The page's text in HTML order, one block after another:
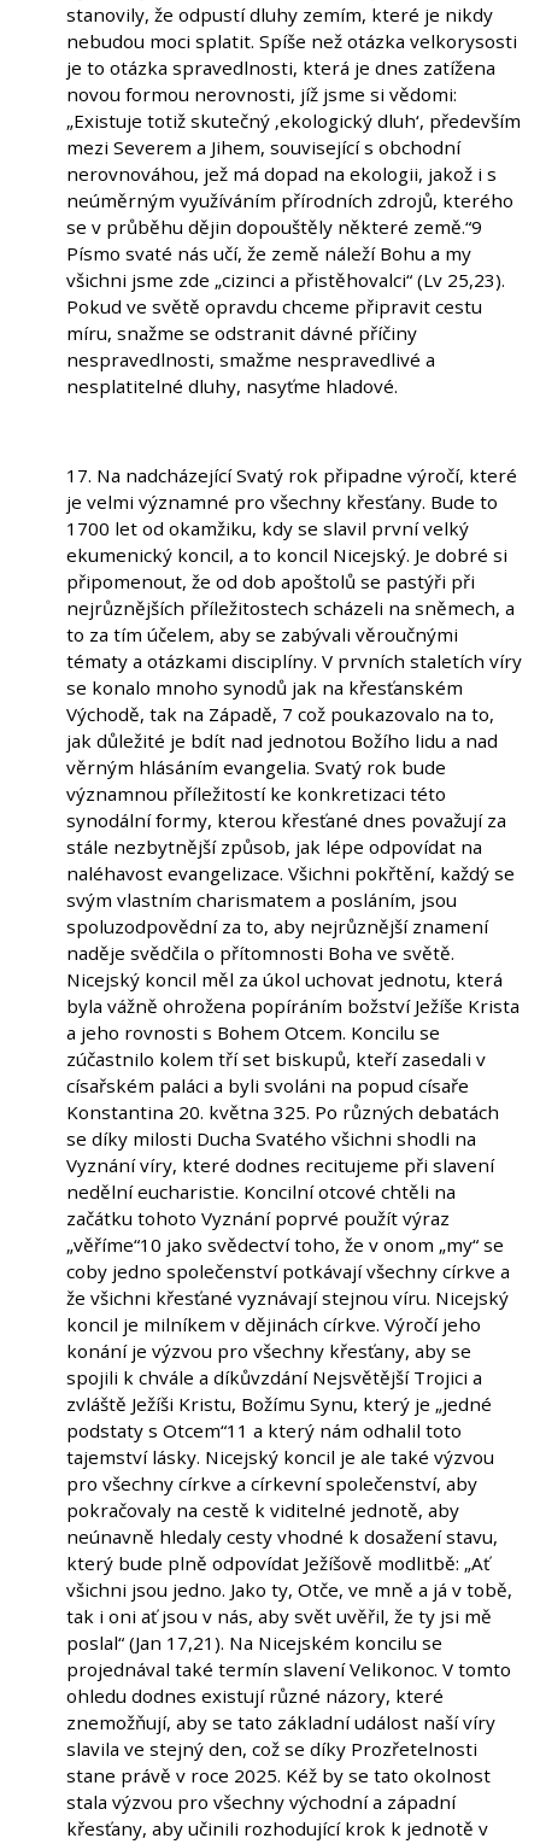
stanovily, že odpustí dluhy zemím, které je nikdy
nebudou moci splatit. Spíše než otázka velkorysosti
je to otázka spravedlnosti, která je dnes zatížena
novou formou nerovnosti, jíž jsme si vědomi:
„Existuje totiž skutečný ‚ekologický dluh‘, především
mezi Severem a Jihem, související s obchodní
nerovnováhou, jež má dopad na ekologii, jakož i s
neúměrným využíváním přírodních zdrojů, kterého
se v průběhu dějin dopouštěly některé země.“9
Písmo svaté nás učí, že země náleží Bohu a my
všichni jsme zde „cizinci a přistěhovalci“ (Lv 25,23).
Pokud ve světě opravdu chceme připravit cestu
míru, snažme se odstranit dávné příčiny
nespravedlnosti, smažme nespravedlivé a
nesplatitelné dluhy, nasyťme hladové.
17. Na nadcházející Svatý rok připadne výročí, které
je velmi významné pro všechny křesťany. Bude to
1700 let od okamžiku, kdy se slavil první velký
ekumenický koncil, a to koncil Nicejský. Je dobré si
připomenout, že od dob apoštolů se pastýři při
nejrůznějších příležitostech scházeli na sněmech, a
to za tím účelem, aby se zabývali věroučnými
tématy a otázkami disciplíny. V prvních staletích víry
se konalo mnoho synodů jak na křesťanském
Východě, tak na Západě, 7 což poukazovalo na to,
jak důležité je bdít nad jednotou Božího lidu a nad
věrným hlásáním evangelia. Svatý rok bude
významnou příležitostí ke konkretizaci této
synodální formy, kterou křesťané dnes považují za
stále nezbytnější způsob, jak lépe odpovídat na
naléhavost evangelizace. Všichni pokřtění, každý se
svým vlastním charismatem a posláním, jsou
spoluzodpovědní za to, aby nejrůznější znamení
naděje svědčila o přítomnosti Boha ve světě.
Nicejský koncil měl za úkol uchovat jednotu, která
byla vážně ohrožena popíráním božství Ježíše Krista
a jeho rovnosti s Bohem Otcem. Koncilu se
zúčastnilo kolem tří set biskupů, kteří zasedali v
císařském paláci a byli svoláni na popud císaře
Konstantina 20. května 325. Po různých debatách
se díky milosti Ducha Svatého všichni shodli na
Vyznání víry, které dodnes recitujeme při slavení
nedělní eucharistie. Koncilní otcové chtěli na
začátku tohoto Vyznání poprvé použít výraz
„věříme“10 jako svědectví toho, že v onom „my“ se
coby jedno společenství potkávají všechny církve a
že všichni křesťané vyznávají stejnou víru. Nicejský
koncil je milníkem v dějinách církve. Výročí jeho
konání je výzvou pro všechny křesťany, aby se
spojili k chvále a díkůvzdání Nejsvětější Trojici a
zvláště Ježíši Kristu, Božímu Synu, který je „jedné
podstaty s Otcem“11 a který nám odhalil toto
tajemství lásky. Nicejský koncil je ale také výzvou
pro všechny církve a církevní společenství, aby
pokračovaly na cestě k viditelné jednotě, aby
neúnavně hledaly cesty vhodné k dosažení stavu,
který bude plně odpovídat Ježíšově modlitbě: „Ať
všichni jsou jedno. Jako ty, Otče, ve mně a já v tobě,
tak i oni ať jsou v nás, aby svět uvěřil, že ty jsi mě
poslal“ (Jan 17,21). Na Nicejském koncilu se
projednával také termín slavení Velikonoc. V tomto
ohledu dodnes existují různé názory, které
znemožňují, aby se tato základní událost naší víry
slavila ve stejný den, což se díky Prozřetelnosti
stane právě v roce 2025. Kéž by se tato okolnost
stala výzvou pro všechny východní a západní
křesťany, aby učinili rozhodující krok k jednotě v